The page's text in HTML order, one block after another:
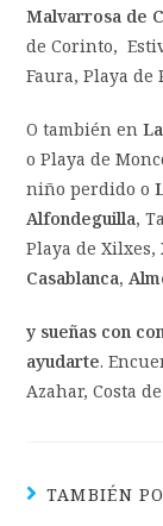
Malvarrosa de
de Corinto,
Faura, Playa de
O también en
o Playa de
niño perdido o
Alfondeguilla,
Playa de
Casablanca,
y sueñas con
ayudarte.
Azahar, Costa
TAMBIÉN